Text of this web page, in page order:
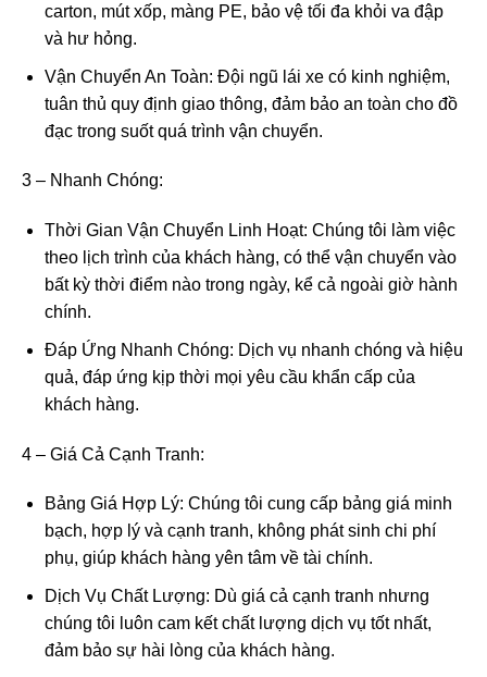
carton, mút xốp, màng PE, bảo vệ tối đa khỏi va đập
và hư hỏng.
Vận Chuyển An Toàn: Đội ngũ lái xe có kinh nghiệm,
tuân thủ quy định giao thông, đảm bảo an toàn cho đồ
đạc trong suốt quá trình vận chuyển.
3 – Nhanh Chóng:
Thời Gian Vận Chuyển Linh Hoạt: Chúng tôi làm việc
theo lịch trình của khách hàng, có thể vận chuyển vào
bất kỳ thời điểm nào trong ngày, kể cả ngoài giờ hành
chính.
Đáp Ứng Nhanh Chóng: Dịch vụ nhanh chóng và hiệu
quả, đáp ứng kịp thời mọi yêu cầu khẩn cấp của
khách hàng.
4 – Giá Cả Cạnh Tranh:
Bảng Giá Hợp Lý: Chúng tôi cung cấp bảng giá minh
bạch, hợp lý và cạnh tranh, không phát sinh chi phí
phụ, giúp khách hàng yên tâm về tài chính.
Dịch Vụ Chất Lượng: Dù giá cả cạnh tranh nhưng
chúng tôi luôn cam kết chất lượng dịch vụ tốt nhất,
đảm bảo sự hài lòng của khách hàng.